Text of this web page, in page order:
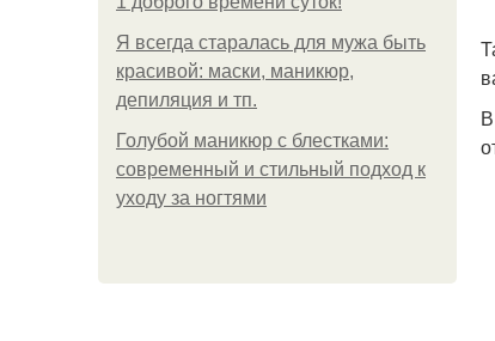
Я всегда старалась для мужа быть
красивой: маски, маникюр,
депиляция и тп.
Голубой маникюр с блестками:
современный и стильный подход к
уходу за ногтями